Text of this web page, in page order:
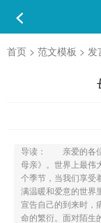
首页 > 范文模板 > 发
导读： 亲爱的各位
母亲》。世界上最伟
个季节，当我们享受
满温暖和爱意的世界
宣告自己的到来时
命的繁衍。面对陌生